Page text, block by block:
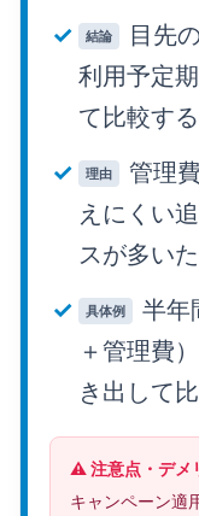
結論
目先
利用予定
て比較す
理由
管理
えにくい
スが多い
具体例
半年
＋管理費
き出して
⚠️ 注意点・デメ
キャンペーン適